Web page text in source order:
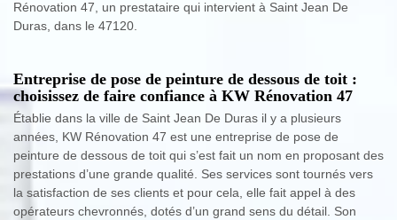
Rénovation 47, un prestataire qui intervient à Saint Jean De
Duras, dans le 47120.
Entreprise de pose de peinture de dessous de toit :
choisissez de faire confiance à KW Rénovation 47
Établie dans la ville de Saint Jean De Duras il y a plusieurs
années, KW Rénovation 47 est une entreprise de pose de
peinture de dessous de toit qui s’est fait un nom en proposant des
prestations d’une grande qualité. Ses services sont tournés vers
la satisfaction de ses clients et pour cela, elle fait appel à des
opérateurs chevronnés, dotés d’un grand sens du détail. Son